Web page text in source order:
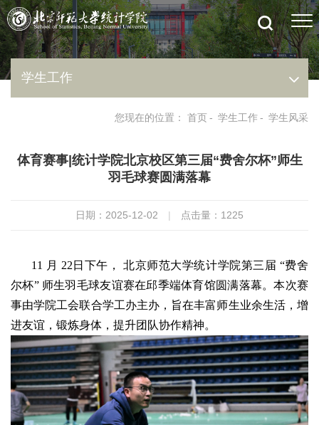
学生工作
您现在的位置： 首页- 学生工作- 学生风采
体育赛事|统计学院北京校区第三届“费舍尔杯”师生
羽毛球赛圆满落幕
日期：2025-12-02 | 点击量： 1225
11 月 22日下午， 北京师范大学统计学院第三届 “费舍
尔杯” 师生羽毛球友谊赛在邱季端体育馆圆满落幕。本次赛
事由学院工会联合学工办主办，旨在丰富师生业余生活，增
进友谊，锻炼身体，提升团队协作精神。